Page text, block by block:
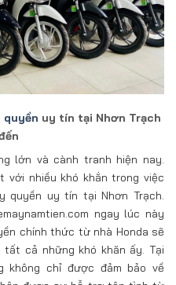
quyền uy tín tại Nhơn Trạch
lớn và cành tranh hiện nay.
với nhiều khó khắn trong việc
quyền uy tín tại Nhơn Trạch.
ngay lúc này
chính thức từ nhà Honda sẽ
cả những khó khăn ấy. Tại
không chỉ được đảm bảo về